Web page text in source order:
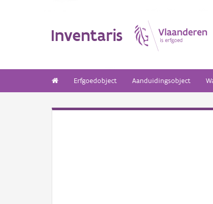
Inventaris
Erfgoedobject Aanduidingsobject